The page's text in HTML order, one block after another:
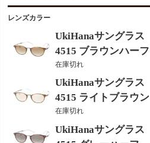
レンズカラー
UkiHanaサングラス
4515 ブラウンハーフ
在庫切れ
UkiHanaサングラス
4515 ライトブラウン
在庫切れ
UkiHanaサングラス